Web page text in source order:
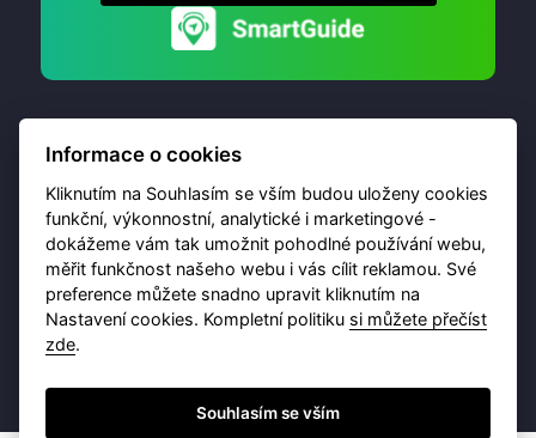
© 2026 Destinační portál provozujeBrána Jihlavy,
příspěvková organizace. Všechna práva vyhrazena.
Ochrana osobních údajů
Informace o cookies
Kliknutím na Souhlasím se vším budou uloženy cookies
funkční, výkonnostní, analytické i marketingové -
dokážeme vám tak umožnit pohodlné používání webu,
měřit funkčnost našeho webu i vás cílit reklamou. Své
preference můžete snadno upravit kliknutím na
Nastavení cookies. Kompletní politiku si můžete přečíst
zde.
Souhlasím se vším